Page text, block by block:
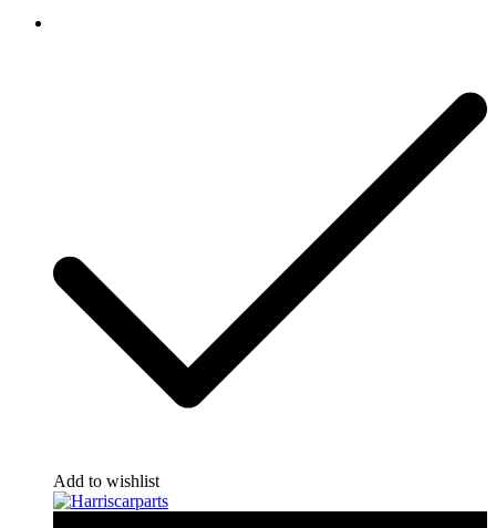
Add to wishlist